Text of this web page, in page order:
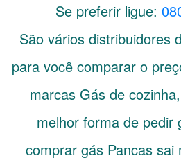
Se preferir ligue:
São vários distribuidores
para você comparar o
marcas Gás de
melhor forma de pedir
comprar gás Pancas sai